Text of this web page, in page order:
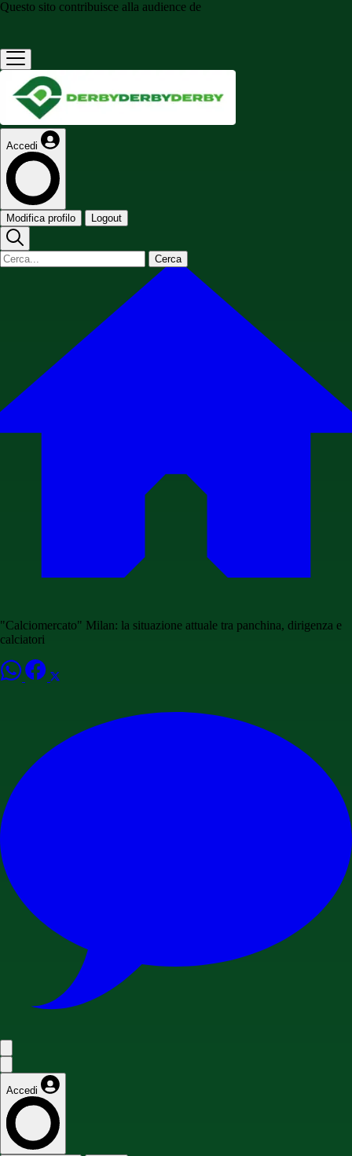
Questo sito contribuisce alla audience de
Accedi
Modifica profilo Logout
Cerca
"Calciomercato" Milan: la situazione attuale tra panchina, dirigenza e
calciatori
Accedi